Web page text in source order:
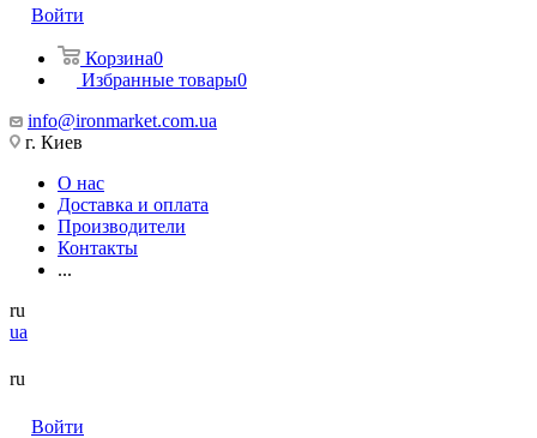
Войти
Корзина0
Избранные товары0
info@ironmarket.com.ua
г. Киев
О нас
Доставка и оплата
Производители
Контакты
...
ru
ua
ru
Войти